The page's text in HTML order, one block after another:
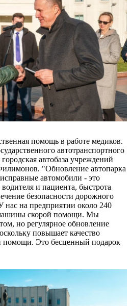
помощь в работе медиков.
автотранспортного
автобаза учреждений
"Обновление автопарка
автомобили - это
и пациента, быстрота
безопасности дорожного
на предприятии около 240
скорой помощи. Мы
но регулярное обновление
повышает качество
помощи. Это бесценный подарок